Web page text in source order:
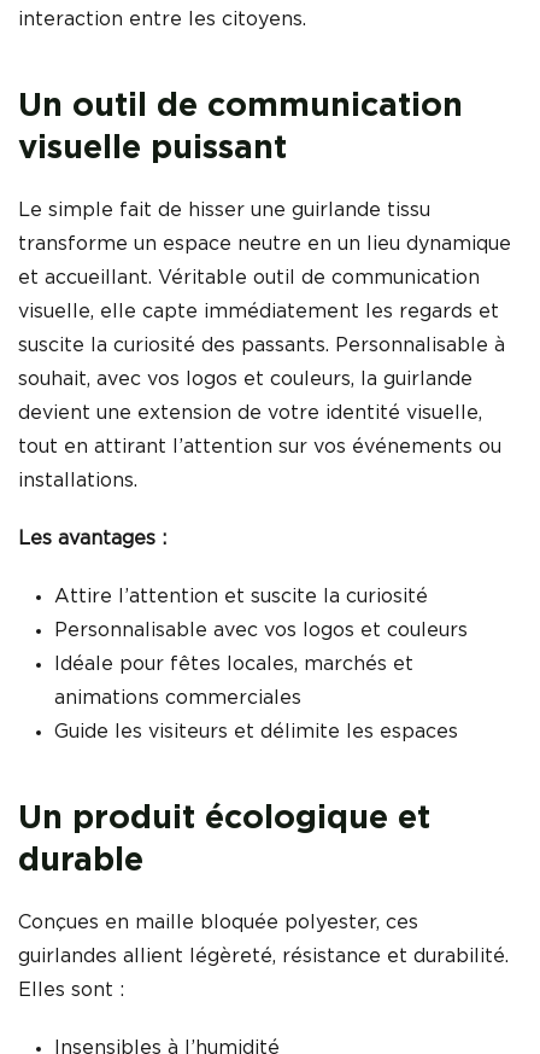
interaction entre les citoyens.
Un outil de communication
visuelle puissant
Le simple fait de hisser une guirlande tissu
transforme un espace neutre en un lieu dynamique
et accueillant. Véritable outil de communication
visuelle, elle capte immédiatement les regards et
suscite la curiosité des passants. Personnalisable à
souhait, avec vos logos et couleurs, la guirlande
devient une extension de votre identité visuelle,
tout en attirant l’attention sur vos événements ou
installations.
Les avantages :
Attire l’attention et suscite la curiosité
Personnalisable avec vos logos et couleurs
Idéale pour fêtes locales, marchés et
animations commerciales
Guide les visiteurs et délimite les espaces
Un produit écologique et
durable
Conçues en maille bloquée polyester, ces
guirlandes allient légèreté, résistance et durabilité.
Elles sont :
Insensibles à l’humidité